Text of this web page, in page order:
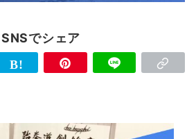
SNSでシェア